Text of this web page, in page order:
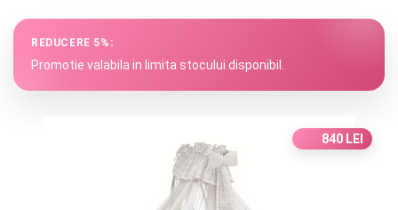
CARUCIOARE COPII
REDUCERE 5%:
Promotie valabila in limita stocului disponibil.
840 LEI